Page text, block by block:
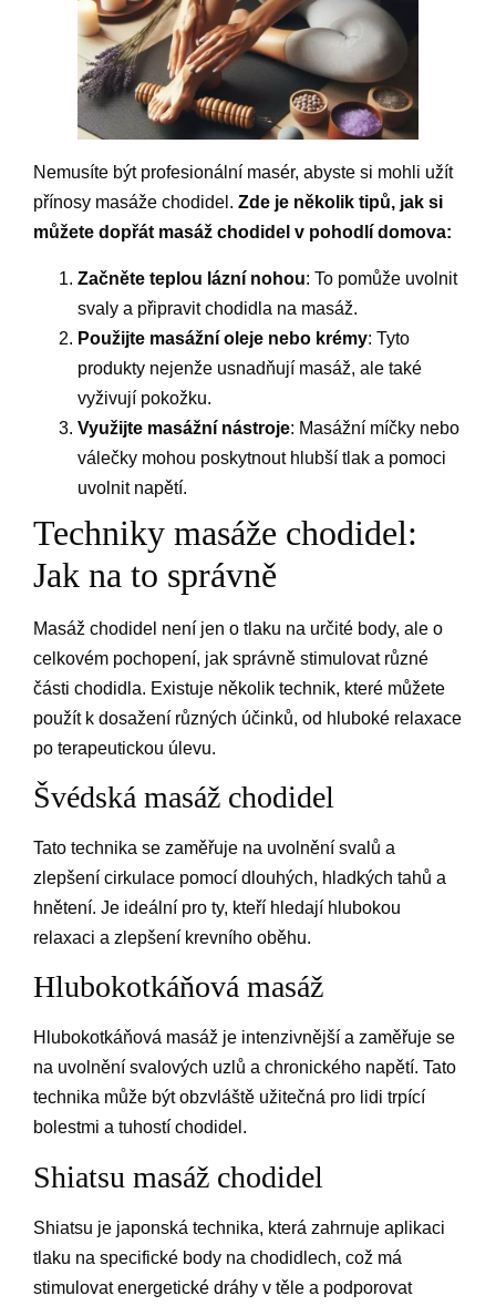
Nemusíte být profesionální masér, abyste si mohli užít
přínosy masáže chodidel. Zde je několik tipů, jak si
můžete dopřát masáž chodidel v pohodlí domova:
Začněte teplou lázní nohou: To pomůže uvolnit
svaly a připravit chodidla na masáž.
Použijte masážní oleje nebo krémy: Tyto
produkty nejenže usnadňují masáž, ale také
vyživují pokožku.
Využijte masážní nástroje: Masážní míčky nebo
válečky mohou poskytnout hlubší tlak a pomoci
uvolnit napětí.
Techniky masáže chodidel:
Jak na to správně
Masáž chodidel není jen o tlaku na určité body, ale o
celkovém pochopení, jak správně stimulovat různé
části chodidla. Existuje několik technik, které můžete
použít k dosažení různých účinků, od hluboké relaxace
po terapeutickou úlevu.
Švédská masáž chodidel
Tato technika se zaměřuje na uvolnění svalů a
zlepšení cirkulace pomocí dlouhých, hladkých tahů a
hnětení. Je ideální pro ty, kteří hledají hlubokou
relaxaci a zlepšení krevního oběhu.
Hlubokotkáňová masáž
Hlubokotkáňová masáž je intenzivnější a zaměřuje se
na uvolnění svalových uzlů a chronického napětí. Tato
technika může být obzvláště užitečná pro lidi trpící
bolestmi a tuhostí chodidel.
Shiatsu masáž chodidel
Shiatsu je japonská technika, která zahrnuje aplikaci
tlaku na specifické body na chodidlech, což má
stimulovat energetické dráhy v těle a podporovat